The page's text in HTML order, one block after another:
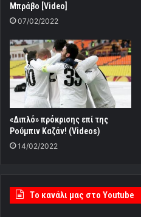
Μπράβο [Video]
07/02/2022
«Διπλό» πρόκρισης επί της
Ρούμπιν Καζάν! (Videos)
14/02/2022
Tο κανάλι μας στο Youtube